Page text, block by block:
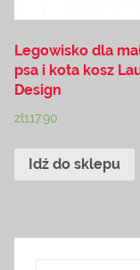
Legowisko dla
psa i kota kosz
Design
zł117.90
Idź do sklepu